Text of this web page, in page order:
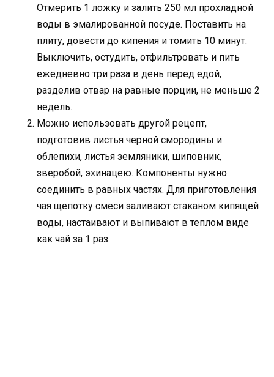
Отмерить 1 ложку и залить 250 мл прохладной
воды в эмалированной посуде. Поставить на
плиту, довести до кипения и томить 10 минут.
Выключить, остудить, отфильтровать и пить
ежедневно три раза в день перед едой,
разделив отвар на равные порции, не меньше 2
недель.
Можно использовать другой рецепт,
подготовив листья черной смородины и
облепихи, листья земляники, шиповник,
зверобой, эхинацею. Компоненты нужно
соединить в равных частях. Для приготовления
чая щепотку смеси заливают стаканом кипящей
воды, настаивают и выпивают в теплом виде
как чай за 1 раз.